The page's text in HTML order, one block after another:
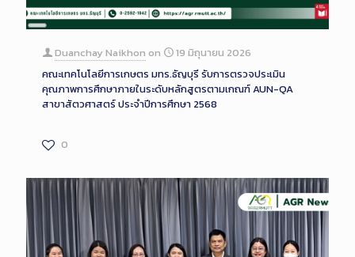
Long
Description
Duanchay Naikhon on
19 มิถุนายน 2026
คณะเทคโนโลยีการเกษตร มทร.ธัญบุรี รับการตรวจประเมิน
คุณภาพการศึกษาภายในระดับหลักสูตรตามเกณฑ์ AUN-QA
สาขาสัตวศาสตร์ ประจำปีการศึกษา 2568
0